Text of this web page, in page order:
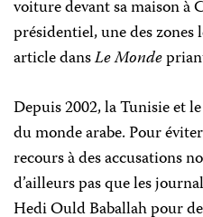
voiture devant sa maison à
présidentiel, une des
article dansLe Monde
Depuis 2002, la Tunisie et
du monde arabe. Pour
recours à des accusations
d’ailleurs pas que les
Hedi Ould Baballah pour